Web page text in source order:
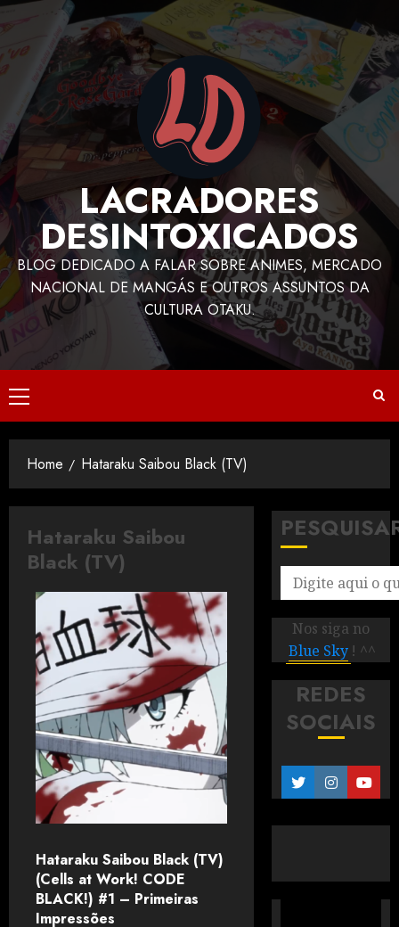
LACRADORES
DESINTOXICADOS
BLOG DEDICADO A FALAR SOBRE ANIMES, MERCADO
NACIONAL DE MANGÁS E OUTROS ASSUNTOS DA
CULTURA OTAKU.
Home Hataraku Saibou Black (TV)
Hataraku Saibou
Black (TV)
Hataraku Saibou Black (TV)
(Cells at Work! CODE
BLACK!) #1 – Primeiras
Impressões
Nos siga no
Blue Sky ! ^^
REDES
SOCIAIS